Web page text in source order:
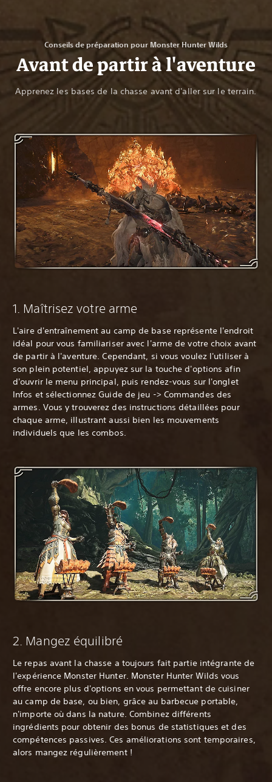
Conseils de préparation pour Monster Hunter Wilds
Avant de partir à l'aventure
Apprenez les bases de la chasse avant d'aller sur le terrain.
‎1. Maîtrisez votre arme
L'aire d'entraînement au camp de base représente l'endroit
idéal pour vous familiariser avec l'arme de votre choix avant
de partir à l'aventure. Cependant, si vous voulez l'utiliser à
son plein potentiel, appuyez sur la touche d'options afin
d'ouvrir le menu principal, puis rendez-vous sur l'onglet
Infos et sélectionnez Guide de jeu -> Commandes des
armes. Vous y trouverez des instructions détaillées pour
chaque arme, illustrant aussi bien les mouvements
individuels que les combos.
‎2. Mangez équilibré
Le repas avant la chasse a toujours fait partie intégrante de
l'expérience Monster Hunter. Monster Hunter Wilds vous
offre encore plus d'options en vous permettant de cuisiner
au camp de base, ou bien, grâce au barbecue portable,
n'importe où dans la nature. Combinez différents
ingrédients pour obtenir des bonus de statistiques et des
compétences passives. Ces améliorations sont temporaires,
alors mangez régulièrement !